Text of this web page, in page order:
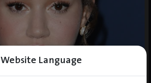
Website Language